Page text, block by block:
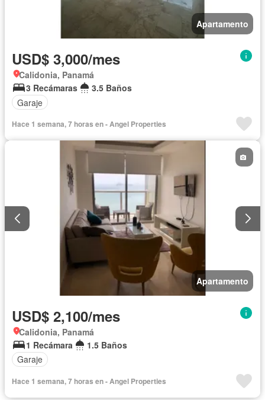
Apartamento
USD$ 3,000/mes
Calidonia, Panamá
3 Recámaras
3.5 Baños
Garaje
Hace 1 semana, 7 horas en - Angel Properties
Apartamento
USD$ 2,100/mes
Calidonia, Panamá
1 Recámara
1.5 Baños
Garaje
Hace 1 semana, 7 horas en - Angel Properties